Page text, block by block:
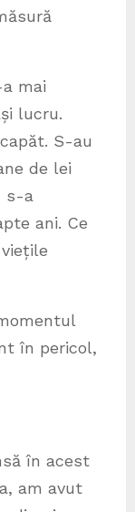
mai
lucru.
S-au
de lei
s-a
ani. Ce
în pericol,
în acest
am avut